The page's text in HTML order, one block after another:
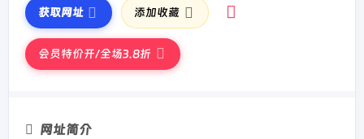
获取网址 添加收藏
会员特价开/全场3.8折
网址简介